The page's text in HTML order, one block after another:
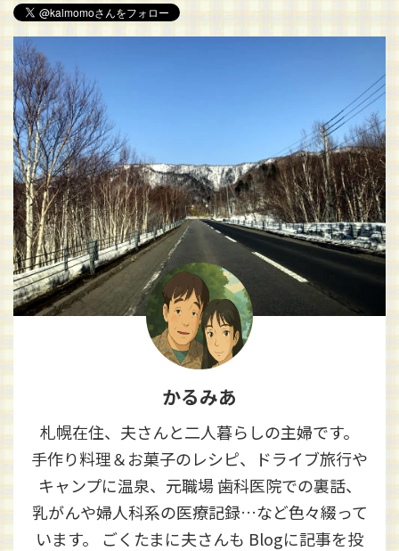
かるみあ
札幌在住、夫さんと二人暮らしの主婦です。
手作り料理＆お菓子のレシピ、ドライブ旅行や
キャンプに温泉、元職場 歯科医院での裏話、
乳がんや婦人科系の医療記録…など色々綴って
います。 ごくたまに夫さんも Blogに記事を投